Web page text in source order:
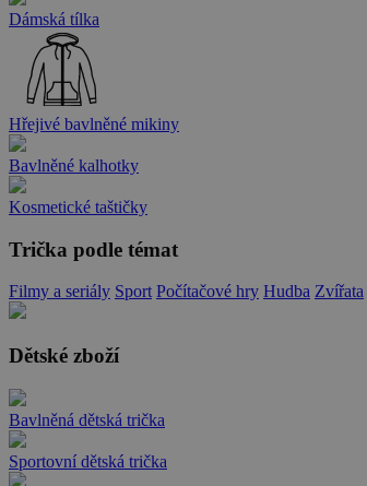
Dámská tílka
Hřejivé bavlněné mikiny
Bavlněné kalhotky
Kosmetické taštičky
Trička podle témat
Filmy a seriály Sport Počítačové hry Hudba Zvířata
Dětské zboží
Bavlněná dětská trička
Sportovní dětská trička